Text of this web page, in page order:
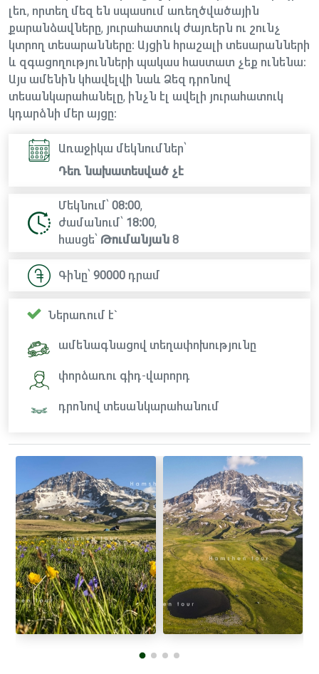
լեռ, որտեղ մեզ են սպասում առեղծվածային
քարանձավները, յուրահատուկ ժայռերն ու շունչ
կտրող տեսարանները։ Այցին հրաշալի տեսարանների
և զգացողությունների պակաս հաստատ չեք ունենա։
Այս ամենին կհավելվի նաև Ձեզ դրոնով
տեսանկարահանելը, ինչն էլ ավելի յուրահատուկ
կդարձնի մեր այցը։
Առաջիկա մեկնումներ՝
Դեռ նախատեսված չէ
Մեկնում՝ 08:00,
ժամանում՝ 18:00,
հասցե՝ Թումանյան 8
Գինը՝ 90000 դրամ
Ներառում է`
ամենագնացով տեղափոխությունը
փորձառու գիդ-վարորդ
դրոնով տեսանկարահանում